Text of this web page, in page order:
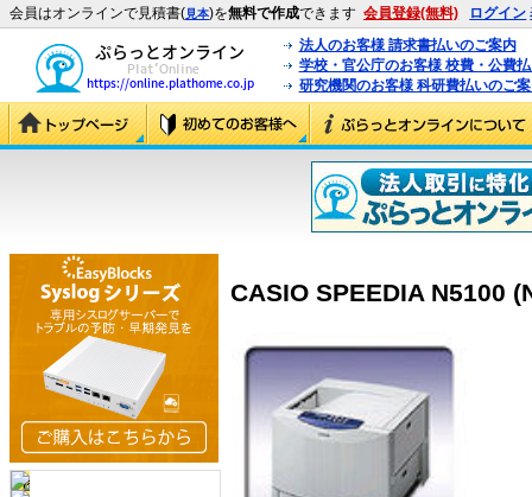
会員はオンラインで見積書(見本)を無料で作成できます 会員登録(無料) ログイン
法人のお客様 請求書払いのご案内
学校・官公庁のお客様 校費・公費
研究機関のお客様 科研費払いのご
CASIO SPEEDIA N5100